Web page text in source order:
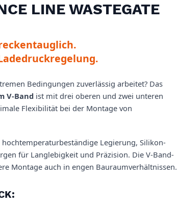
LINE WASTEGATE
Bedingungen zuverlässig arbeitet? Das
V-Band ist mit drei oberen und zwei unteren
Flexibilität bei der Montage von
Legierung, Silikon-
für Langlebigkeit und Präzision. Die V-Band-
Montage auch in engen Bauraumverhältnissen.